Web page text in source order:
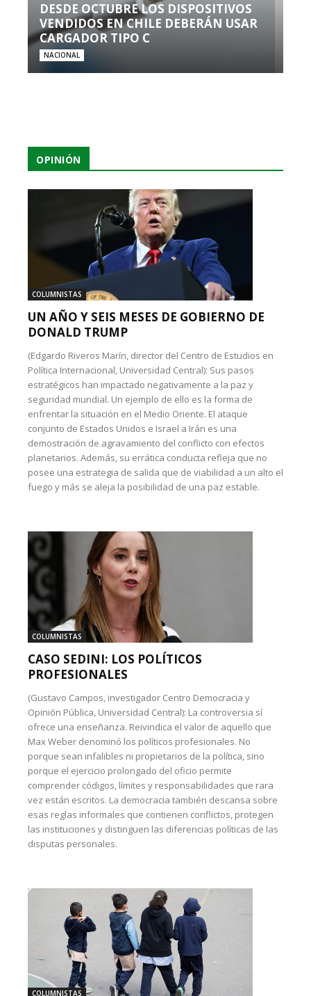
DESDE OCTUBRE LOS DISPOSITIVOS
VENDIDOS EN CHILE DEBERÁN USAR
CARGADOR TIPO C
NACIONAL
OPINIÓN
COLUMNISTAS
UN AÑO Y SEIS MESES DE GOBIERNO DE
DONALD TRUMP
(Edgardo Riveros Marín, director del Centro de Estudios en
Política Internacional, Universidad Central): Sus pasos
estratégicos han impactado negativamente a la paz y
seguridad mundial. Un ejemplo de ello es la forma de
enfrentar la situación en el Medio Oriente. El ataque
conjunto de Estados Unidos e Israel a Irán es una
demostración de agravamiento del conflicto con efectos
planetarios. Además, su errática conducta refleja que no
posee una estrategia de salida que de viabilidad a un alto el
fuego y más se aleja la posibilidad de una paz estable.
COLUMNISTAS
CASO SEDINI: LOS POLÍTICOS
PROFESIONALES
(Gustavo Campos, investigador Centro Democracia y
Opinión Pública, Universidad Central): La controversia sí
ofrece una enseñanza. Reivindica el valor de aquello que
Max Weber denominó los políticos profesionales. No
porque sean infalibles ni propietarios de la política, sino
porque el ejercicio prolongado del oficio permite
comprender códigos, límites y responsabilidades que rara
vez están escritos. La democracia también descansa sobre
esas reglas informales que contienen conflictos, protegen
las instituciones y distinguen las diferencias políticas de las
disputas personales.
COLUMNISTAS